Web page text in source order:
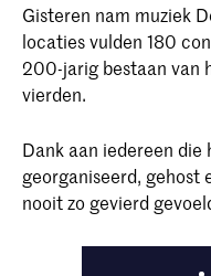
Gisteren nam muziek
locaties vulden 180
200-jarig bestaan van
vierden.
Dank aan iedereen die
georganiseerd, gehost
nooit zo gevierd